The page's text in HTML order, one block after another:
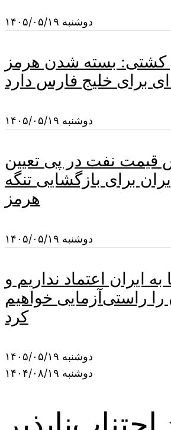
دوشنبه ۱۴۰۵/۰۵/۱۹
کشتی: بسته شدن هرمز
برای خلیج فارس دارد
دوشنبه ۱۴۰۵/۰۵/۱۹
قیمت نفت در پی تعیین
برای بازگشایی تنگه
هرمز
دوشنبه ۱۴۰۵/۰۵/۱۹
ایران اعتماد نداریم و
را راستی‌آزمایی خواهیم
کرد
دوشنبه ۱۴۰۵/۰۵/۱۹
دوشنبه ۱۴۰۴/۰۸/۱۹